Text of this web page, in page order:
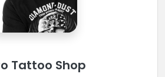
Tattoo Shop